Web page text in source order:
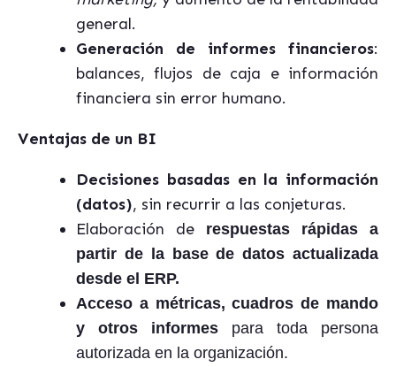
general.
Generación de informes financieros:
balances, flujos de caja e información
financiera sin error humano.
Ventajas de un BI
Decisiones basadas en la información
(datos), sin recurrir a las conjeturas.
Elaboración de respuestas rápidas a
partir de la base de datos actualizada
desde el ERP.
Acceso a métricas, cuadros de mando
y otros informes para toda persona
autorizada en la organización.